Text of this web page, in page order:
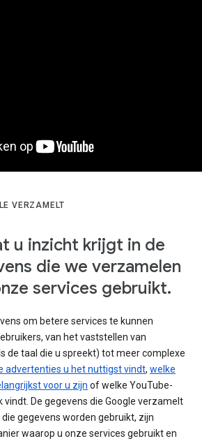
VERZAMELT
u inzicht krijgt in de
die we verzamelen
services gebruikt.
om betere services te kunnen
van het vaststellen van
de taal die u spreekt) tot meer complexe
advertenties u het nuttigst vindt, welke
voor u zijn of welke YouTube-
vindt. De gegevens die Google verzamelt
gegevens worden gebruikt, zijn
waarop u onze services gebruikt en